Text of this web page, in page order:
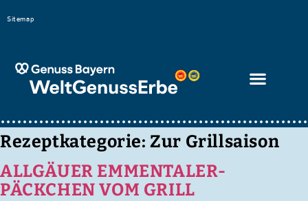
dass
diese
Seite
ein
Zugänglichkeitssystem
verwendet.
Sitemap
Rezeptkategorie:Zur Grillsaison
ALLGÄUER EMMENTALER-
PÄCKCHEN VOM GRILL